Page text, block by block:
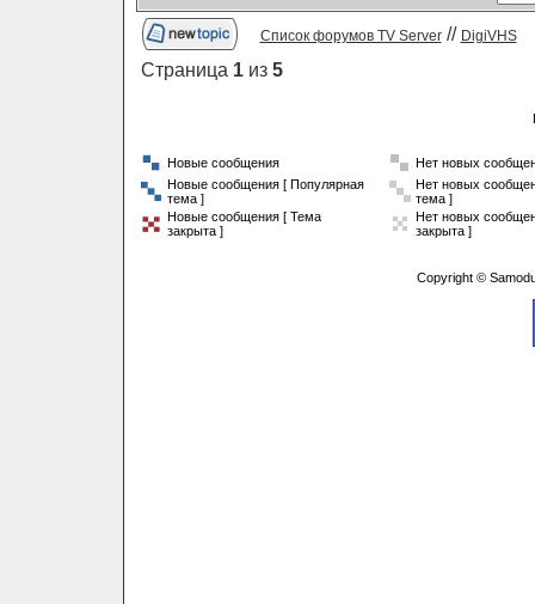
Список форумов TV Server// DigiVHS
Страница 1из 5
Новые сообщения
Нет новых
Новые сообщения [ Популярная
тема ]
Нет новых
тема ]
Новые сообщения [ Тема
закрыта ]
Нет новых
закрыта ]
Copyright ©